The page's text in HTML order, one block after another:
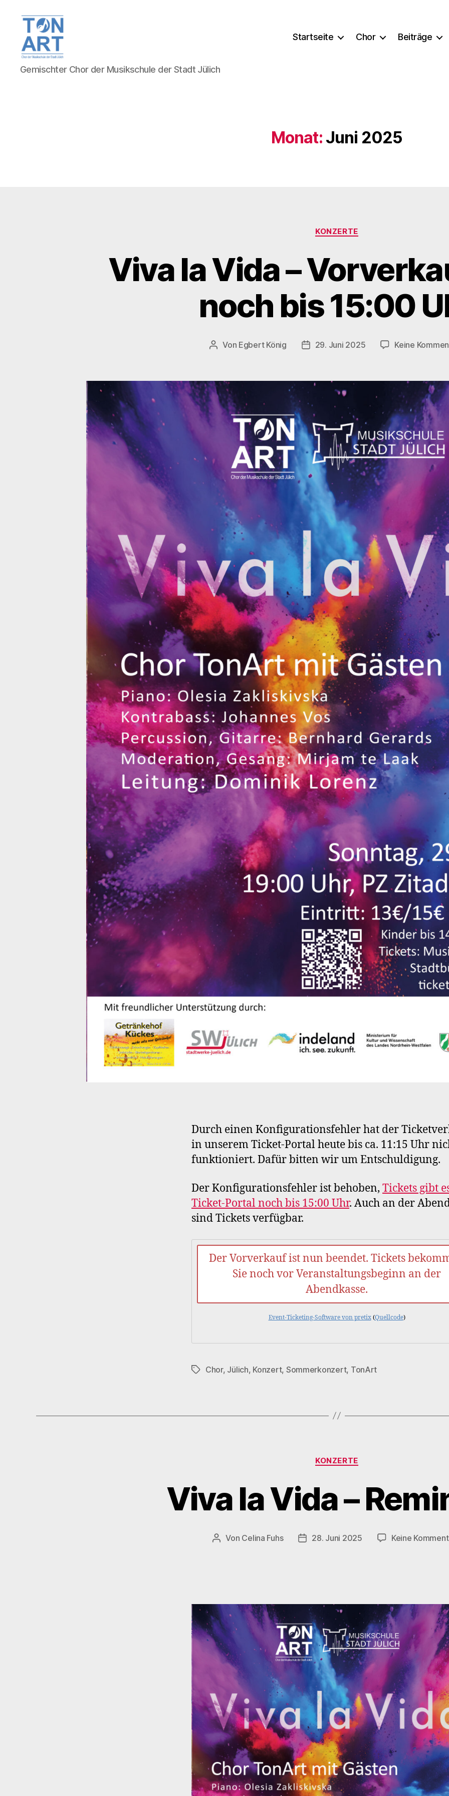
TonArt,
Chor
Gemischter Chor der Musikschule der Stadt Jülich
Startseite Chor Beiträge
Monat: Juni 2025
Kategorien
KONZERTE
Viva la Vida –
noch bis 15:00
Beitragsautor
Von Egbert König Veröffentlichungsdatum
29. Juni 2025 Keine
Durch einen Konfigurationsfehler hat der
in unserem Ticket-Portal heute bis ca. 11:15 Uhr
funktioniert. Dafür bitten wir um Entschuldigung.
Der Konfigurationsfehler ist behoben, Tickets gibt
Ticket-Portal noch bis 15:00 Uhr. Auch an der
sind Tickets verfügbar.
Der Vorverkauf ist nun beendet. Tickets
Sie noch vor Veranstaltungsbeginn an der
Abendkasse.
Event-Ticketing-Software von pretix(Quellcode)
Schlagwörter
Chor, Jülich, Konzert, Sommerkonzert, TonArt
Kategorien
KONZERTE
Viva la Vida –
Beitragsautor
Von Celina Fuhs Veröffentlichungsdatum
28. Juni 2025 Keine